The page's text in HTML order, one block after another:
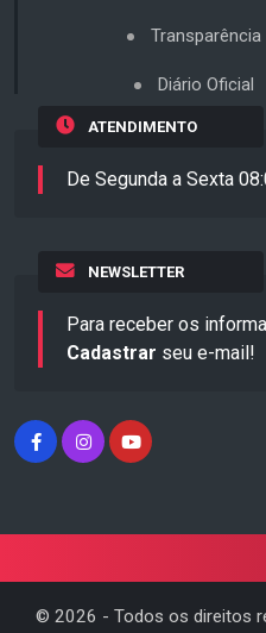
Transparência
Diário Oficial
ATENDIMENTO
De Segunda a Sexta
NEWSLETTER
Para receber os
Cadastrar seu e-mail!
© 2026 - Todos os direitos